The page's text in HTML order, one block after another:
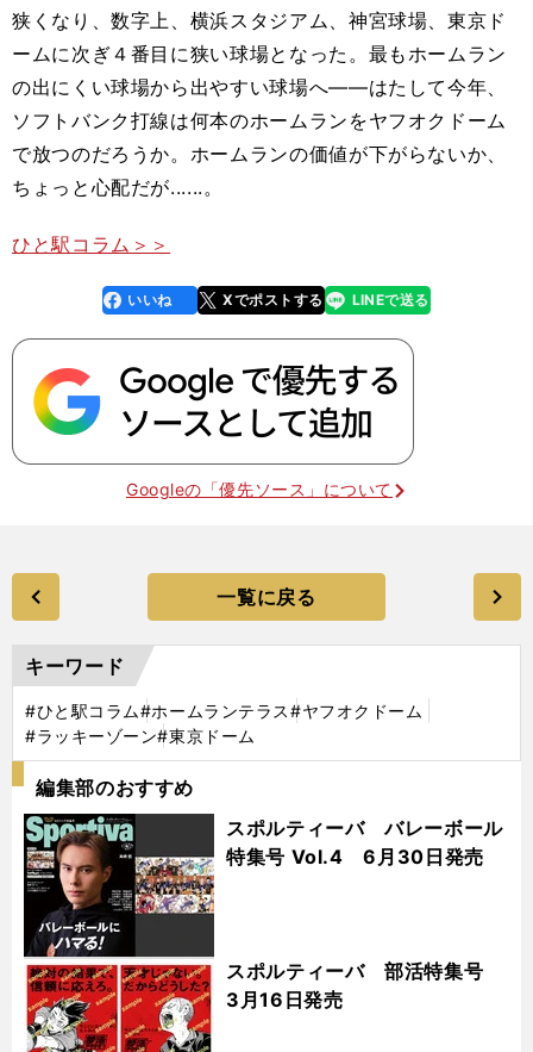
狭くなり、数字上、横浜スタジアム、神宮球場、東京ド
ームに次ぎ４番目に狭い球場となった。最もホームラン
の出にくい球場から出やすい球場へ――はたして今年、
ソフトバンク打線は何本のホームランをヤフオクドーム
で放つのだろうか。ホームランの価値が下がらないか、
ちょっと心配だが......。
ひと駅コラム＞＞
faceboo
k
いいね Xでポストする
line LINEで送る
Googleの「優先ソース」について
一覧に戻る
キーワード
#ひと駅コラム#ホームランテラス#ヤフオクドーム
#ラッキーゾーン#東京ドーム
編集部のおすすめ
スポルティーバ バレーボール
特集号 Vol.4 6月30日発売
スポルティーバ 部活特集号
3月16日発売